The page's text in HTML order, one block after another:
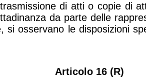
di atti o copie di
da parte delle
si osservano le disposizioni
Articolo 16 (R)